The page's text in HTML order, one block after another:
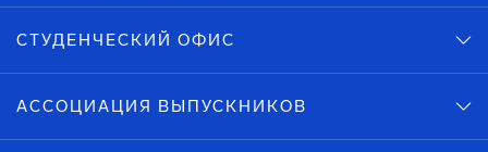
СТУДЕНЧЕСКИЙ ОФИС
АССОЦИАЦИЯ ВЫПУСКНИКОВ